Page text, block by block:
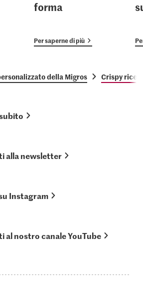
forma
Per saperne di più
della Migros Crispy rice
alla newsletter
Instagram
al nostro canale YouTube